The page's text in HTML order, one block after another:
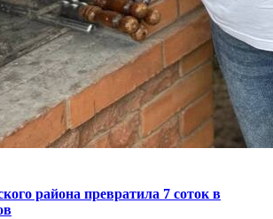
района превратила 7 соток в